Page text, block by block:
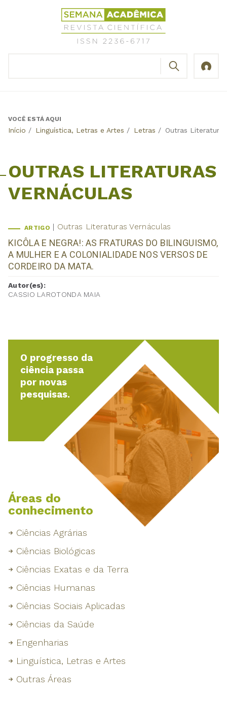
Revista
Científica
Semana
Back
VOCÊ ESTÁ AQUI
Início / Linguística, Letras e Artes / Letras / Outras
OUTRAS LITERATURAS
VERNÁCULAS
ARTIGO Outras Literaturas Vernáculas
KICÔLA E NEGRA!: AS FRATURAS DO BILINGUISMO,
A MULHER E A COLONIALIDADE NOS VERSOS DE
CORDEIRO DA MATA.
Autor(es):
CASSIO LAROTONDA MAIA
O progresso da
ciência passa
por novas
pesquisas.
Áreas do
conhecimento
Ciências Agrárias
Ciências Biológicas
Ciências Exatas e da Terra
Ciências Humanas
Ciências Sociais Aplicadas
Ciências da Saúde
Engenharias
Linguística, Letras e Artes
Outras Áreas